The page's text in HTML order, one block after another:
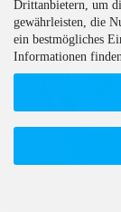
Drittanbietern, um
gewährleisten, die
ein bestmögliches
Informationen